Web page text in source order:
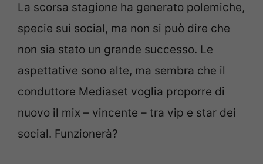
La scorsa stagione ha generato polemiche,
specie sui social, ma non si può dire che
non sia stato un grande successo. Le
aspettative sono alte, ma sembra che il
conduttore Mediaset voglia proporre di
nuovo il mix – vincente – tra vip e star dei
social. Funzionerà?